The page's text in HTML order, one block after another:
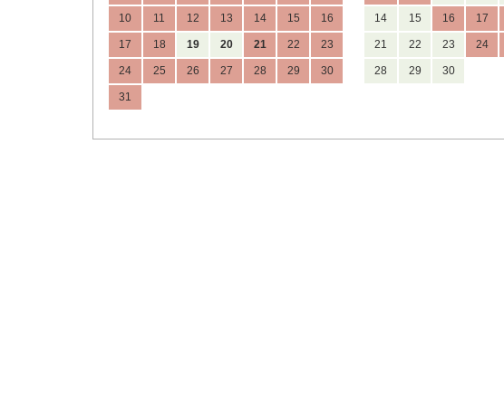
10 11 12 13 14 15 16
17 18 19 20 21 22 23
24 25 26 27 28 29 30
31
14 15 16 17
21 22 23 24
28 29 30